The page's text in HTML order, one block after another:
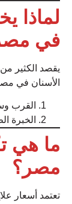
لماذا
في
يقصد الكثير
الأسنان في
القرب
الخبرة
ما هي
مصر؟
تعتمد أسعار